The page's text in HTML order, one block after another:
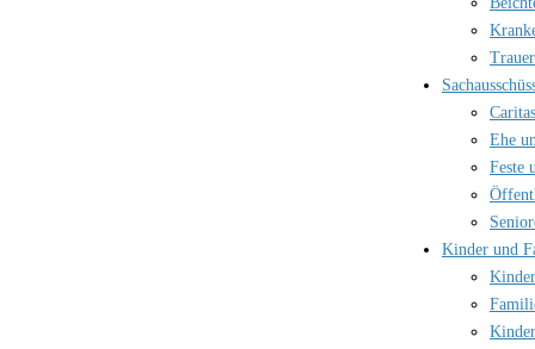
Caritas
Ehe
Feste
Kinder und